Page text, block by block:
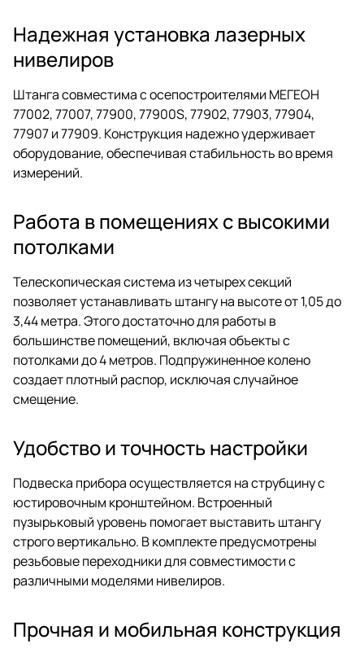
Надежная установка лазерных
нивелиров
Штанга совместима с осепостроителями МЕГЕОН
77002, 77007, 77900, 77900S, 77902, 77903, 77904,
77907 и 77909. Конструкция надежно удерживает
оборудование, обеспечивая стабильность во время
измерений.
Работа в помещениях с высокими
потолками
Телескопическая система из четырех секций
позволяет устанавливать штангу на высоте от 1,05 до
3,44 метра. Этого достаточно для работы в
большинстве помещений, включая объекты с
потолками до 4 метров. Подпружиненное колено
создает плотный распор, исключая случайное
смещение.
Удобство и точность настройки
Подвеска прибора осуществляется на струбцину с
юстировочным кронштейном. Встроенный
пузырьковый уровень помогает выставить штангу
строго вертикально. В комплекте предусмотрены
резьбовые переходники для совместимости с
различными моделями нивелиров.
Прочная и мобильная конструкция